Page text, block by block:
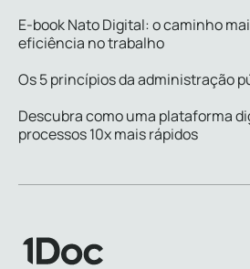
E-book Nato Digital: o caminho
eficiência no trabalho
Os 5 princípios da administração
Descubra como uma plataforma
processos 10x mais rápidos